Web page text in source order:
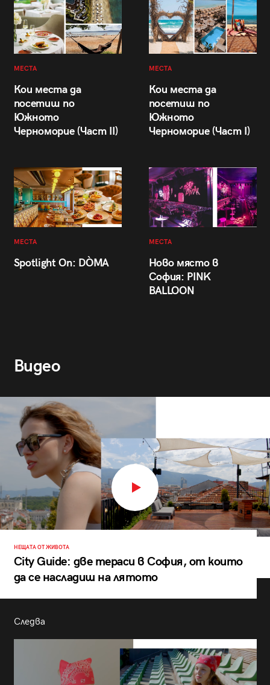
МЕСТА
Кои места да
посетиш по
Южното
Черноморие (Част II)
МЕСТА
Кои места да
посетиш по
Южното
Черноморие (Част I)
МЕСТА
Spotlight On: DÒMA
МЕСТА
Ново място в
София: PINK
BALLOON
Видео
НЕЩАТА ОТ ЖИВОТА
City Guide: две тераси в София, от които
да се насладиш на лятото
Следва